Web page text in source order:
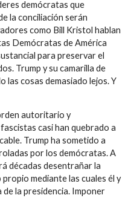
demócratas que
la conciliación serán
como Bill Kristol hablan
Demócratas de América
para preservar el
Trump y su camarilla de
las cosas demasiado lejos. Y
autoritario y
casi han quebrado a
Trump ha sometido a
por los demócratas. A
décadas desentrañar la
mediante las cuales él y
la presidencia. Imponer